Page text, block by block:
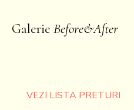
Galerie Before&After
VEZI LISTA PRETURI